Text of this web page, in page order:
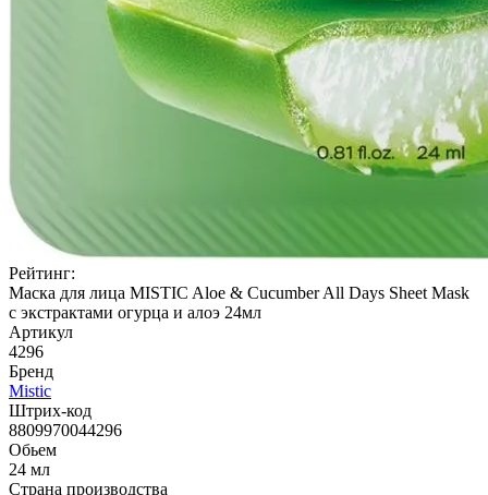
Рейтинг:
Маска для лица MISTIC Aloe & Cucumber All Days Sheet Mask
с экстрактами огурца и алоэ 24мл
Артикул
4296
Бренд
Mistic
Штрих-код
8809970044296
Обьем
24 мл
Страна производства